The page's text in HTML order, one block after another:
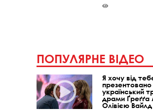
ПОПУЛЯРНЕ ВІДЕО
Я хочу від
презентовано
український
драми Ґреґґа
Олівією Вайлд